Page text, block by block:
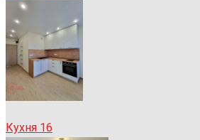
Кухня 16